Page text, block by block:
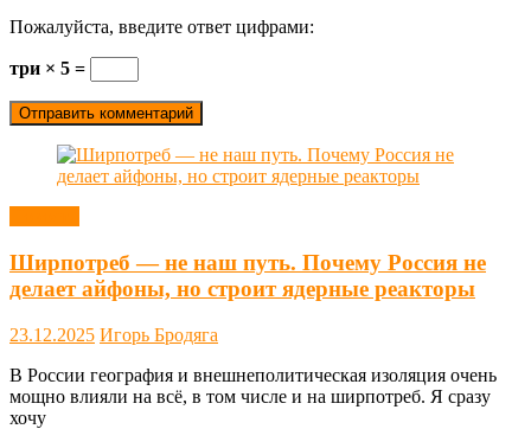
Пожалуйста, введите ответ цифрами:
три × 5 =
Ширпотреб — не наш путь. Почему Россия не
делает айфоны, но строит ядерные реакторы
23.12.2025 Игорь Бродяга
В России география и внешнеполитическая изоляция очень
мощно влияли на всё, в том числе и на ширпотреб. Я сразу
хочу